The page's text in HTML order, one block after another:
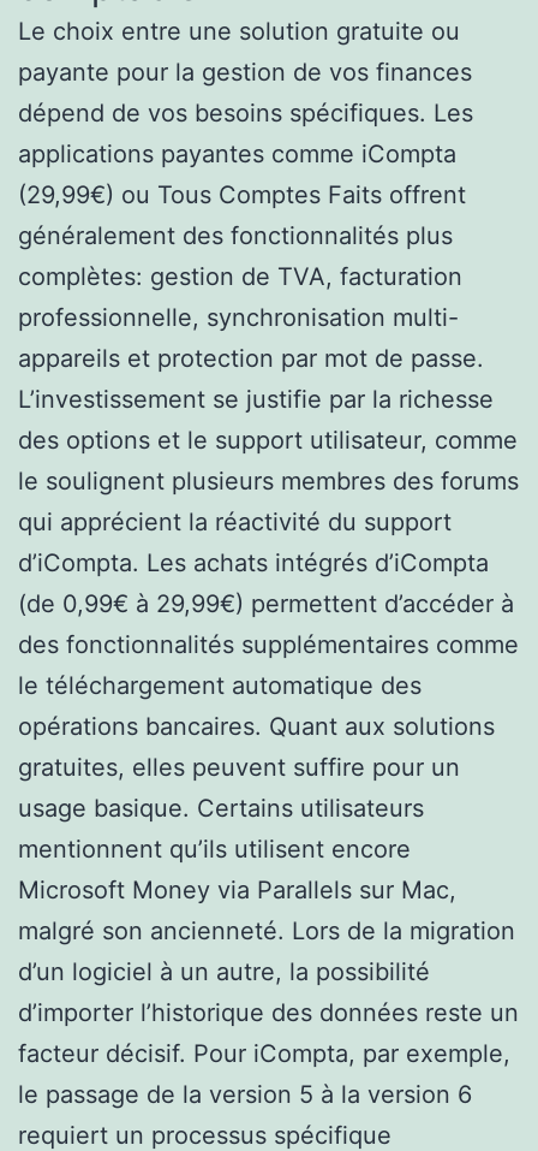
Le choix entre une solution gratuite ou
payante pour la gestion de vos finances
dépend de vos besoins spécifiques. Les
applications payantes comme iCompta
(29,99€) ou Tous Comptes Faits offrent
généralement des fonctionnalités plus
complètes: gestion de TVA, facturation
professionnelle, synchronisation multi-
appareils et protection par mot de passe.
L’investissement se justifie par la richesse
des options et le support utilisateur, comme
le soulignent plusieurs membres des forums
qui apprécient la réactivité du support
d’iCompta. Les achats intégrés d’iCompta
(de 0,99€ à 29,99€) permettent d’accéder à
des fonctionnalités supplémentaires comme
le téléchargement automatique des
opérations bancaires. Quant aux solutions
gratuites, elles peuvent suffire pour un
usage basique. Certains utilisateurs
mentionnent qu’ils utilisent encore
Microsoft Money via Parallels sur Mac,
malgré son ancienneté. Lors de la migration
d’un logiciel à un autre, la possibilité
d’importer l’historique des données reste un
facteur décisif. Pour iCompta, par exemple,
le passage de la version 5 à la version 6
requiert un processus spécifique